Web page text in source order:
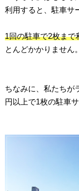
利用すると、駐車サ
1回の駐車で2枚まで
とんどかかりません。
ちなみに、私たちが
円以上で1枚の駐車